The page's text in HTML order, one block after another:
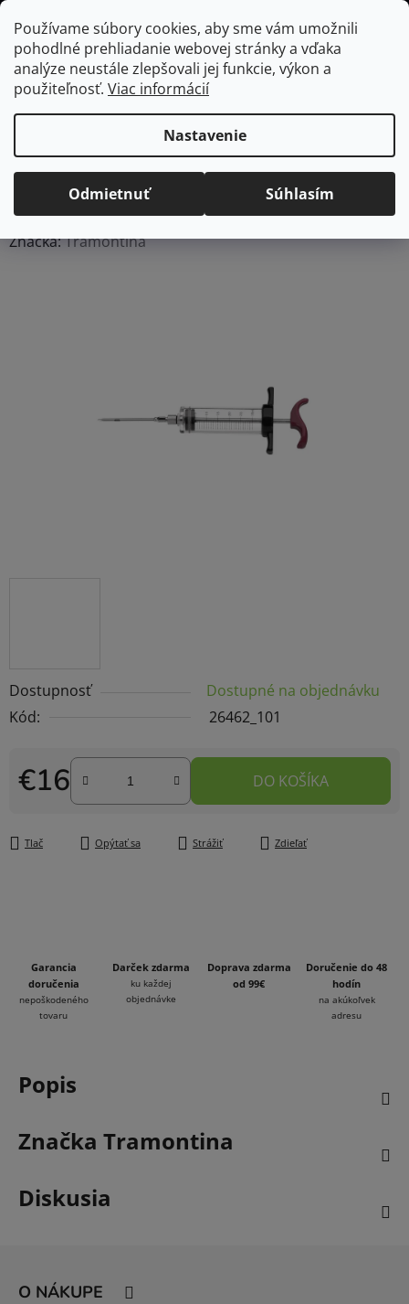
Používame súbory cookies, aby sme vám umožnili
pohodlné prehliadanie webovej stránky a vďaka
analýze neustále zlepšovali jej funkcie, výkon a
použiteľnosť. Viac informácií
Nastavenie
Odmietnuť Súhlasím
Prejsť
na
obsah
Hľadať
Domov
/ Domácnosť / Záhrada / Grilovanie
Injektor na marinádu
Tramontina Churrasco - 30ml/21,6 cm
Dostupnosť
Dostupné na objednávku
Kód:
26462_101
€16
Jednotková cena:
DO KOŠÍKA
Tlač Opýtať sa Strážiť Zdieľať
Injektor na marinádu
Tramontina Churrasco -
30ml/21,6 cm
Priemerné
hodnotenie
NeohodnotenéPodrobnosti hodnotenia
Značka:Tramontina
Garancia
doručenia
nepoškodeného
tovaru
Darček zdarma
ku každej
objednávke
Doprava zdarma
od 99€
Doručenie do 48
hodín
na akúkoľvek
adresu
Popis
Značka Tramontina
Diskusia
O NÁKUPE